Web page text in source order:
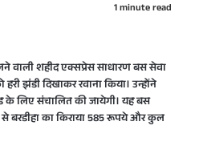
1 minute read
वाली शहीद एक्सप्रेस साधारण बस सेवा
झंडी दिखाकर रवाना किया। उन्होंने
के लिए संचालित की जायेगी। यह बस
बरडीहा का किराया 585 रूपये और कुल